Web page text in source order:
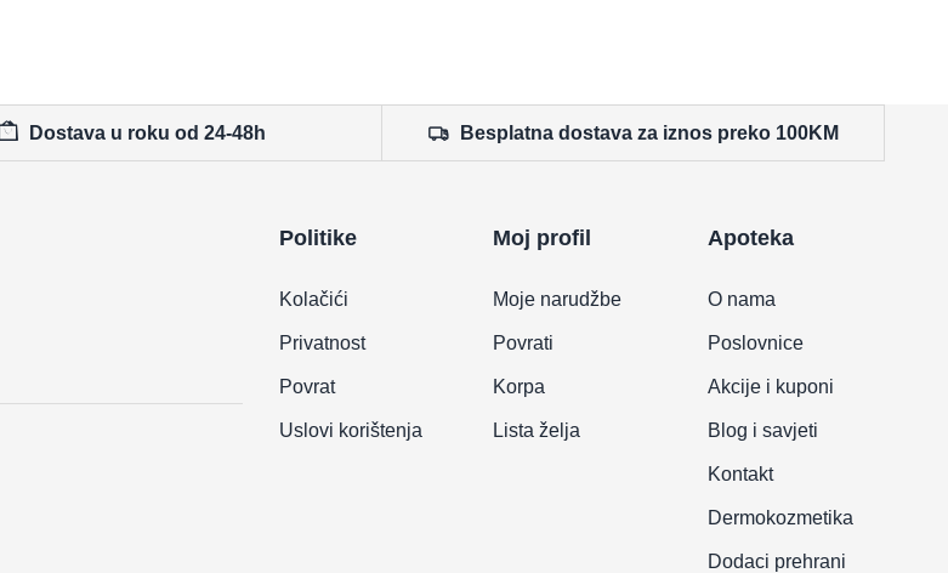
Dostava u roku od 24-48h Besplatna dostava za iznos preko 100KM
Politike
Kolačići
Privatnost
Povrat
Uslovi korištenja
Moj profil
Moje narudžbe
Povrati
Korpa
Lista želja
Apoteka
O nama
Poslovnice
Akcije i kuponi
Blog i savjeti
Kontakt
Dermokozmetika
Dodaci prehrani